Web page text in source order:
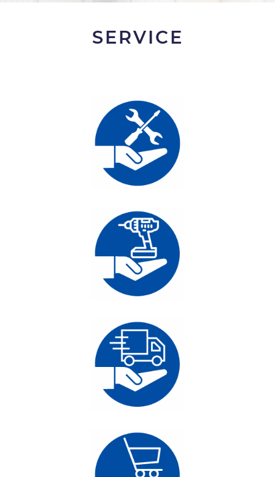
SERVICE